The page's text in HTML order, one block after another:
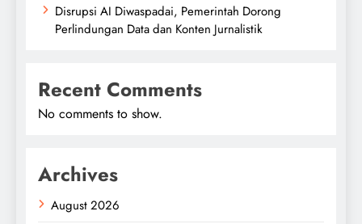
Disrupsi AI Diwaspadai, Pemerintah Dorong
Perlindungan Data dan Konten Jurnalistik
Recent Comments
No comments to show.
Archives
August 2026